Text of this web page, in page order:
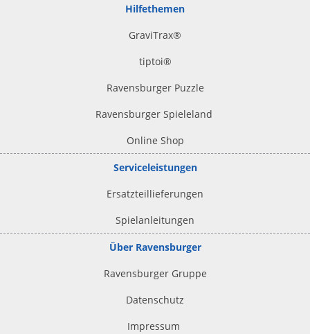
Hilfethemen
GraviTrax®
tiptoi®
Ravensburger Puzzle
Ravensburger Spieleland
Online Shop
Serviceleistungen
Ersatzteillieferungen
Spielanleitungen
Über Ravensburger
Ravensburger Gruppe
Datenschutz
Impressum